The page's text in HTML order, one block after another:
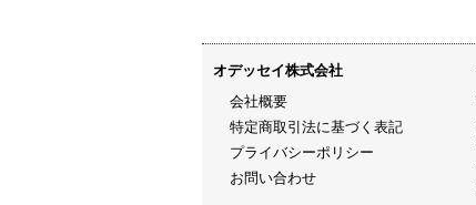
オデッセイ株式会社
会社概要
特定商取引法に基づく表記
プライバシーポリシー
お問い合わせ